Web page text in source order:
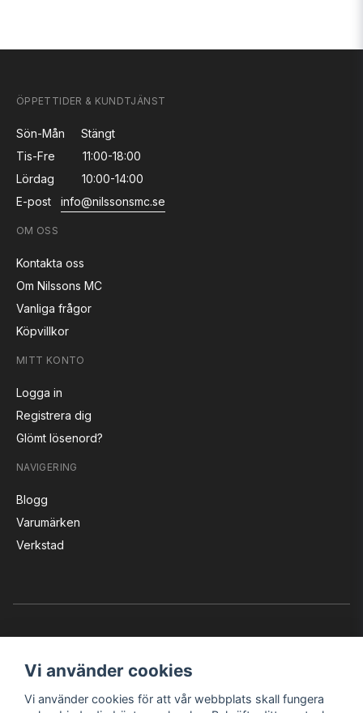
ÖPPETTIDER & KUNDTJÄNST
Sön-Mån
Stängt
Tis-Fre
11:00-18:00
Lördag
10:00-14:00
E-post
info@nilssonsmc.se
OM OSS
Kontakta oss
Om Nilssons MC
Vanliga frågor
Köpvillkor
MITT KONTO
Logga in
Registrera dig
Glömt lösenord?
NAVIGERING
Blogg
Varumärken
Verkstad
Instagram Facebook YouTube
Vi använder cookies
Vi använder cookies för att vår webbplats skall fungera